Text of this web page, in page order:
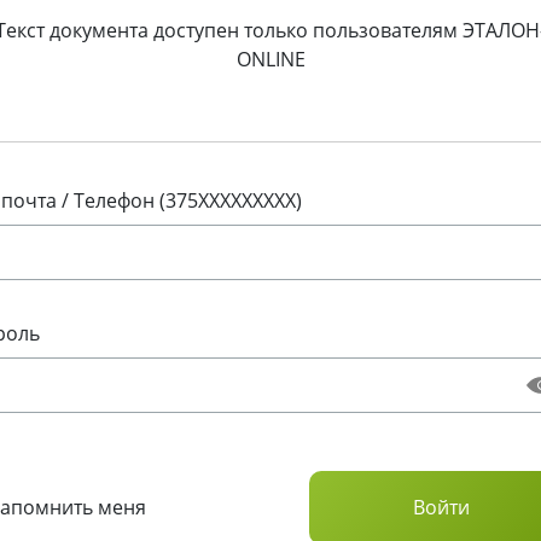
документа доступен только пользователям
ONLINE
/ Телефон (375XXXXXXXXX)
меня